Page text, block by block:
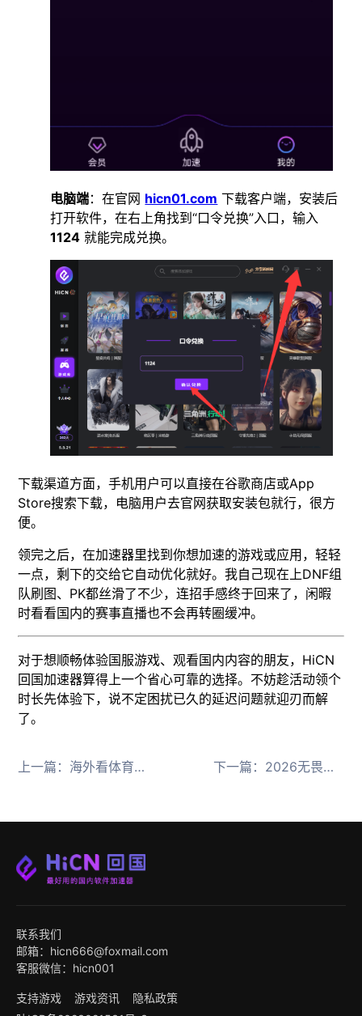
电脑端：在官网 hicn01.com 下载客户端，安装后
打开软件，在右上角找到“口令兑换”入口，输入
1124 就能完成兑换。
下载渠道方面，手机用户可以直接在谷歌商店或App
Store搜索下载，电脑用户去官网获取安装包就行，很方
便。
领完之后，在加速器里找到你想加速的游戏或应用，轻轻
一点，剩下的交给它自动优化就好。我自己现在上DNF组
队刷图、PK都丝滑了不少，连招手感终于回来了，闲暇
时看看国内的赛事直播也不会再转圈缓冲。
对于想顺畅体验国服游戏、观看国内内容的朋友，HiCN
回国加速器算得上一个省心可靠的选择。不妨趁活动领个
时长先体验下，说不定困扰已久的延迟问题就迎刃而解
了。
上一篇： 海外看体育直播被地域限制挡住？通用VPN和回国专线按延迟需求怎么选 下一篇： 2026无畏契约海外加速就选HiCN回国加速器
联系我们
邮箱：hicn666@foxmail.com
客服微信：hicn001
支持游戏 游戏资讯
隐私政策